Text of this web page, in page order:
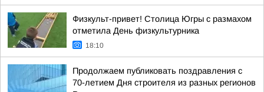
Физкульт-привет! Столица Югры с размахом
отметила День физкультурника
18:10
Продолжаем публиковать поздравления с
70-летием Дня строителя из разных регионов